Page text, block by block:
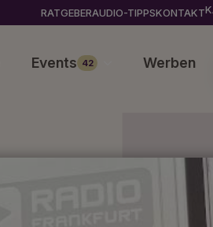
RATGEBERAUDIO-TIPPSKONTAKT
Events 42 Werben